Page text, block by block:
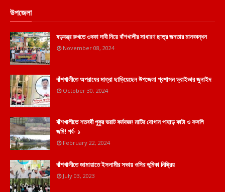
উপজেলা
ষড়যন্ত্র রুখতে ৩দফা দাবী নিয়ে বাঁশখালীর সাধারণ ছাত্র জনতার মানববন্ধন
November 08, 2024
বাঁশখালীতে অপরাধের মাত্রা ছাড়িয়েছেন উপজেলা প্রশাসন ড্রাইভার জুনাইদ
October 30, 2024
বাঁশখালীতে শতবর্ষী পুকুর ভরাট কর্মযজ্ঞ! মাটির যোগান পাহাড় কাটা ও ফসলি
জমি! পর্ব- ১
February 22, 2024
বাঁশখালীতে জামায়াতে ইসলামীর সভায় ওসির ভূমিকা নিষ্ক্রিয়
July 03, 2023